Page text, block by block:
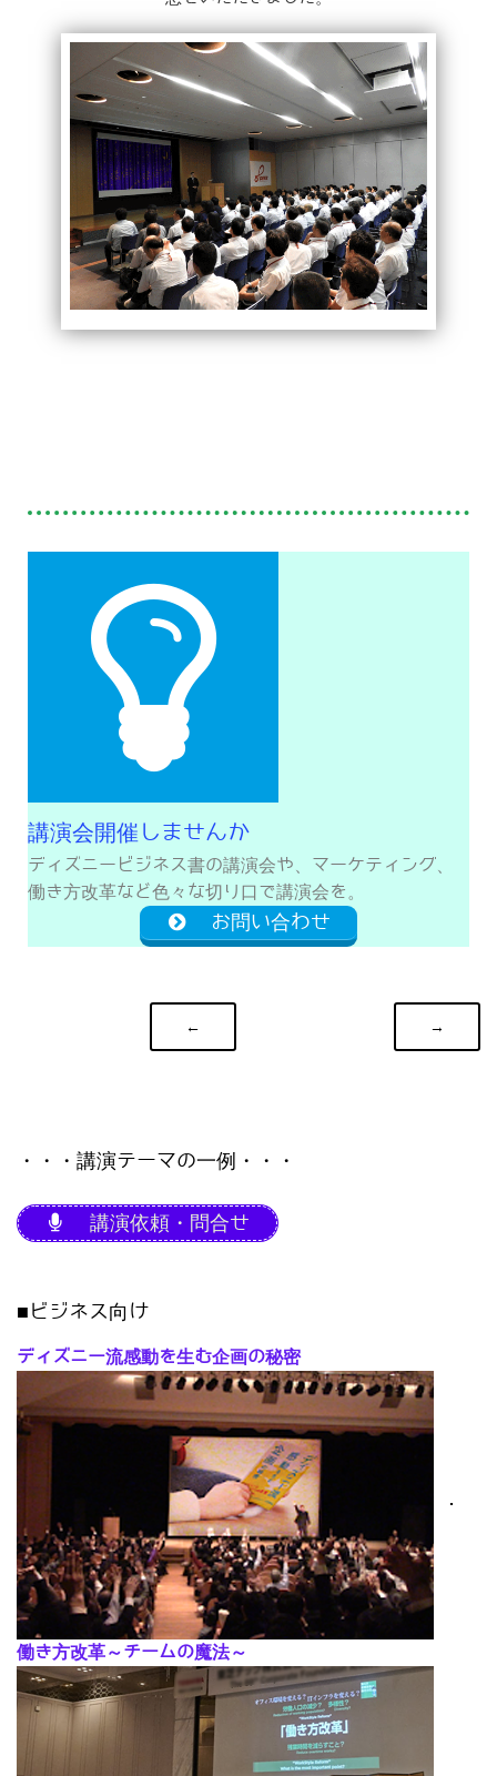
講演会開催しませんか
ディズニービジネス書の講演会や、マーケティング、
働き方改革など色々な切り口で講演会を。
お問い合わせ
← →
・・・講演テーマの一例・・・
講演依頼・問合せ
■ビジネス向け
ディズニー流感動を生む企画の秘密
･
働き方改革～チームの魔法～